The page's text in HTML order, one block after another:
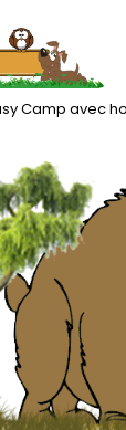
Camp